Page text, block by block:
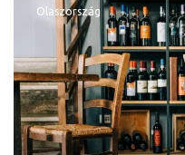
Olaszország